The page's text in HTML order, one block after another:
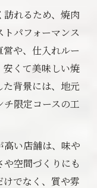
れるため、焼肉
パフォーマンス
や、仕入れルー
安くて美味しい焼
背景には、地元
限定コースの工
高い店舗は、味や
空間づくりにも
でなく、質や雰